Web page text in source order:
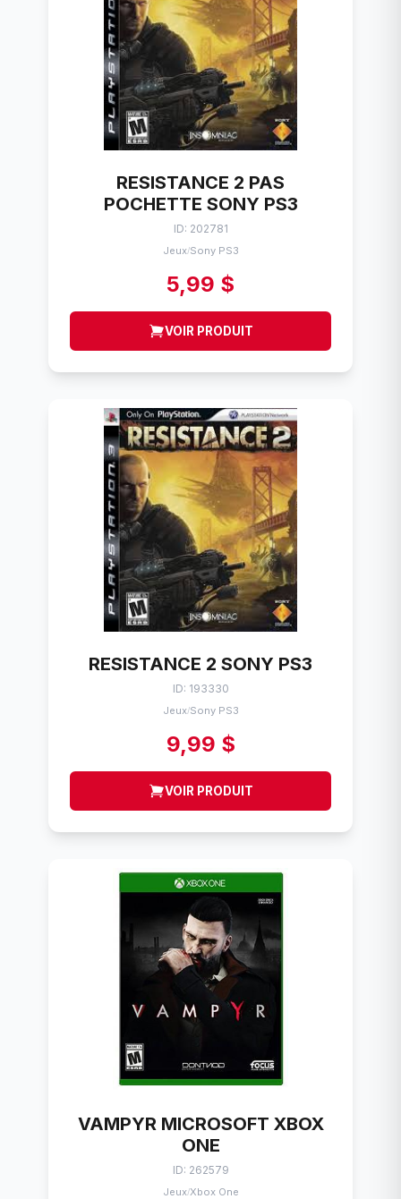
RESISTANCE 2 PAS
POCHETTE SONY PS3
ID: 202781
Jeux/Sony PS3
5,99 $
VOIR PRODUIT
RESISTANCE 2 SONY PS3
ID: 193330
Jeux/Sony PS3
9,99 $
VOIR PRODUIT
VAMPYR MICROSOFT XBOX
ONE
ID: 262579
Jeux/Xbox One